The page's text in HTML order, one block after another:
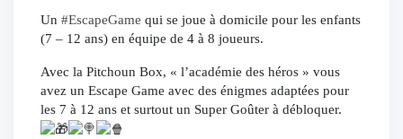
Un #EscapeGame qui se joue à domicile pour les enfants
(7 – 12 ans) en équipe de 4 à 8 joueurs.
Avec la Pitchoun Box, « l’académie des héros » vous
avez un Escape Game avec des énigmes adaptées pour
les 7 à 12 ans et surtout un Super Goûter à débloquer.